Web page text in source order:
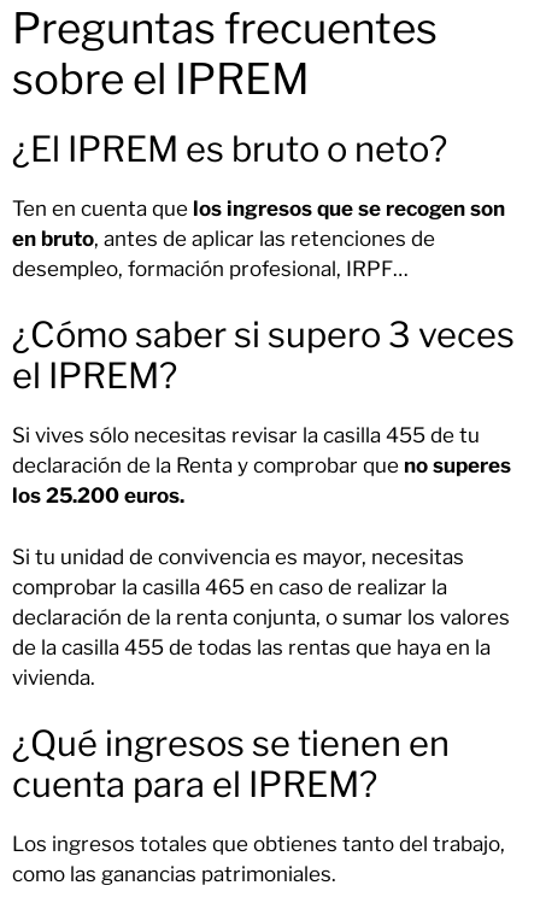
Preguntas frecuentes
sobre el IPREM
¿El IPREM es bruto o neto?
Ten en cuenta que los ingresos que se recogen son
en bruto, antes de aplicar las retenciones de
desempleo, formación profesional, IRPF…
¿Cómo saber si supero 3 veces
el IPREM?
Si vives sólo necesitas revisar la casilla 455 de tu
declaración de la Renta y comprobar que no superes
los 25.200 euros.
Si tu unidad de convivencia es mayor, necesitas
comprobar la casilla 465 en caso de realizar la
declaración de la renta conjunta, o sumar los valores
de la casilla 455 de todas las rentas que haya en la
vivienda.
¿Qué ingresos se tienen en
cuenta para el IPREM?
Los ingresos totales que obtienes tanto del trabajo,
como las ganancias patrimoniales.